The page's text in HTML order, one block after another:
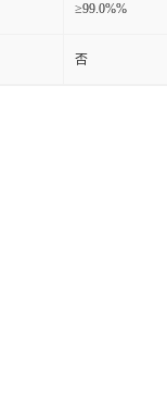
≥99.0%%
否